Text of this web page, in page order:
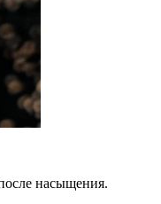
насыщения.